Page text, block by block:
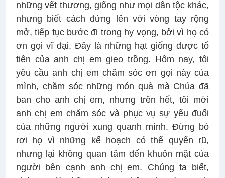
những vết thương, giống như mọi dân tộc khác,
nhưng biết cách đứng lên với vòng tay rộng
mở, tiếp tục bước đi trong hy vọng, bởi vì họ có
ơn gọi vĩ đại. Đây là những hạt giống được tổ
tiên của anh chị em gieo trồng. Hôm nay, tôi
yêu cầu anh chị em chăm sóc ơn gọi này của
mình, chăm sóc những món quà mà Chúa đã
ban cho anh chị em, nhưng trên hết, tôi mời
anh chị em chăm sóc và phục vụ sự yếu đuối
của những người xung quanh mình. Đừng bỏ
rơi họ vì những kế hoạch có thể quyến rũ,
nhưng lại không quan tâm đến khuôn mặt của
người bên cạnh anh chị em. Chúng ta biết,